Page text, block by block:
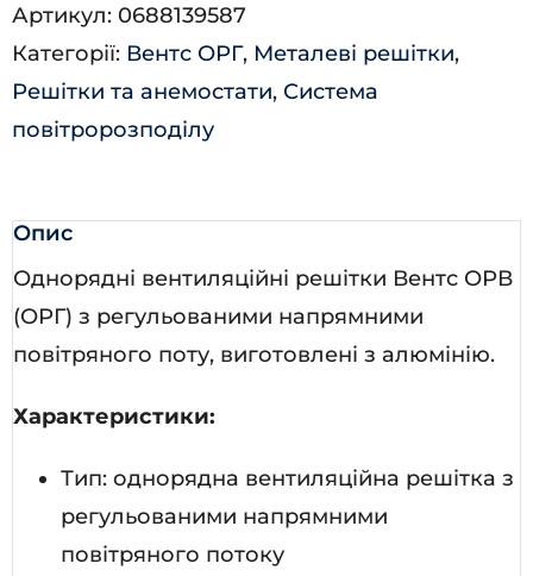
кількість
Артикул: 0688139587
Категорії: Вентс ОРГ, Металеві решітки,
Решітки та анемостати, Система
повітророзподілу
Опис
Однорядні вентиляційні решітки Вентс ОРВ
(ОРГ) з регульованими напрямними
повітряного поту, виготовлені з алюмінію.
Характеристики:
Тип: однорядна вентиляційна решітка з
регульованими напрямними
повітряного потоку